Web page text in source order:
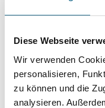
Diese Webseite
Wir verwenden
personalisieren,
zu können und die
analysieren.
M-Plus Flachpinsel
Plus
Weitere Varianten verfügbar